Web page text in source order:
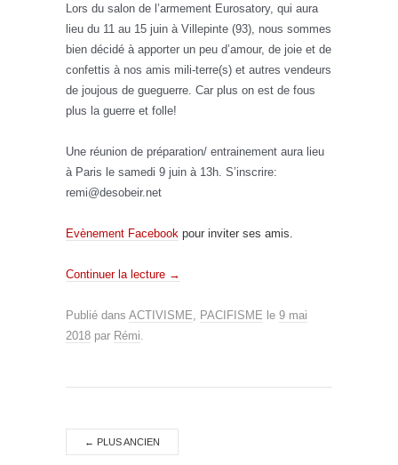
Lors du salon de l’armement Eurosatory, qui aura
lieu du 11 au 15 juin à Villepinte (93), nous sommes
bien décidé à apporter un peu d’amour, de joie et de
confettis à nos amis mili-terre(s) et autres vendeurs
de joujous de gueguerre. Car plus on est de fous
plus la guerre et folle!
Une réunion de préparation/ entrainement aura lieu
à Paris le samedi 9 juin à 13h. S’inscrire:
remi@desobeir.net
Evènement Facebook pour inviter ses amis.
Continuer la lecture →
Publié dans ACTIVISME PACIFISME le 9 mai
2018 par Rémi
← PLUS ANCIEN